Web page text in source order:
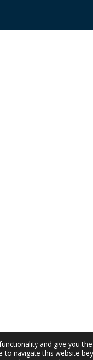
and give you
to navigate this website